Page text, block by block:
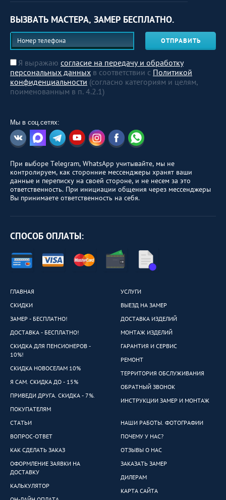
ВЫЗВАТЬ МАСТЕРА, ЗАМЕР БЕСПЛАТНО.
Я выражаю согласие на передачу и обработку
персональных данных в соответствии с Политикой
конфиденциальности (согласно категориям и целям,
поименованным в п. 4.2.1)
ОТПРАВИТЬ
Мы в соц.сетях:
При выборе Telegram, WhatsApp учитывайте, мы не
контролируем, как сторонние мессенджеры хранят ваши
данные и переписку на своей стороне, и не несем за это
ответственность. При инициации общения через мессенджеры
Вы принимаете ответственность на себя.
СПОСОБ ОПЛАТЫ:
ГЛАВНАЯ
СКИДКИ
ЗАМЕР - БЕСПЛАТНО!
ДОСТАВКА - БЕСПЛАТНО!
СКИДКА ДЛЯ ПЕНСИОНЕРОВ -
10%!
СКИДКА НОВОСЕЛАМ 10%
Я САМ. СКИДКА ДО - 15%
ПРИВЕДИ ДРУГА. СКИДКА - 7%.
ПОКУПАТЕЛЯМ
УСЛУГИ
ВЫЕЗД НА ЗАМЕР
ДОСТАВКА ИЗДЕЛИЙ
МОНТАЖ ИЗДЕЛИЙ
ГАРАНТИЯ И СЕРВИС
РЕМОНТ
ТЕРРИТОРИЯ ОБСЛУЖИВАНИЯ
ОБРАТНЫЙ ЗВОНОК
ИНСТРУКЦИИ ЗАМЕР И МОНТАЖ
СТАТЬИ
ВОПРОС-ОТВЕТ
КАК СДЕЛАТЬ ЗАКАЗ
ОФОРМЛЕНИЕ ЗАЯВКИ НА
ДОСТАВКУ
КАЛЬКУЛЯТОР
НАШИ РАБОТЫ. ФОТОГРАФИИ
ПОЧЕМУ У НАС?
ОТЗЫВЫ О НАС
ЗАКАЗАТЬ ЗАМЕР
ДИЛЕРАМ
КАРТА САЙТА